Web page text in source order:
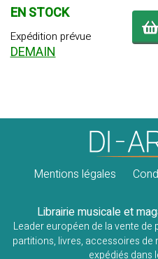
EN STOCK
Expédition prévue
DEMAIN
Mentions légales
Librairie musicale et
Leader européen de la vente de
partitions, livres, accessoires de
expédiés dans